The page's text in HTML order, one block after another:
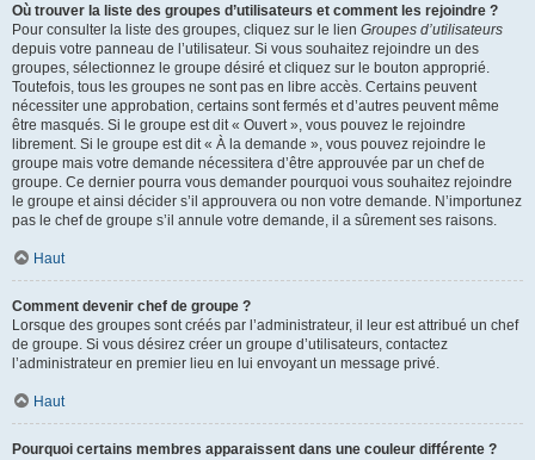
Où trouver la liste des groupes d’utilisateurs et comment les rejoindre ?
Pour consulter la liste des groupes, cliquez sur le lien Groupes d’utilisateurs
depuis votre panneau de l’utilisateur. Si vous souhaitez rejoindre un des
groupes, sélectionnez le groupe désiré et cliquez sur le bouton approprié.
Toutefois, tous les groupes ne sont pas en libre accès. Certains peuvent
nécessiter une approbation, certains sont fermés et d’autres peuvent même
être masqués. Si le groupe est dit « Ouvert », vous pouvez le rejoindre
librement. Si le groupe est dit « À la demande », vous pouvez rejoindre le
groupe mais votre demande nécessitera d’être approuvée par un chef de
groupe. Ce dernier pourra vous demander pourquoi vous souhaitez rejoindre
le groupe et ainsi décider s’il approuvera ou non votre demande. N’importunez
pas le chef de groupe s’il annule votre demande, il a sûrement ses raisons.
Haut
Comment devenir chef de groupe ?
Lorsque des groupes sont créés par l’administrateur, il leur est attribué un chef
de groupe. Si vous désirez créer un groupe d’utilisateurs, contactez
l’administrateur en premier lieu en lui envoyant un message privé.
Haut
Pourquoi certains membres apparaissent dans une couleur différente ?